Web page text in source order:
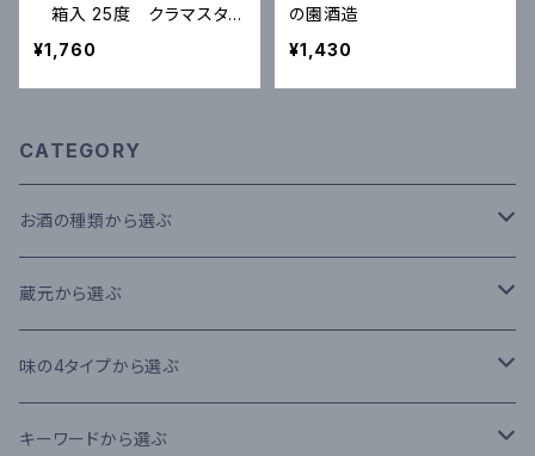
箱入 25度 クラマスタ
ー2023年度 米部門 プラチ
ナ賞
¥1,760
の園酒造
¥1,430
CATEGORY
お酒の種類から選ぶ
本格米焼酎
本格芋焼酎
本格麦焼酎
蔵元から選ぶ
大石酒造場
木下醸造所
味の4タイプから選ぶ
フレーバータイプ
キーワードから選ぶ